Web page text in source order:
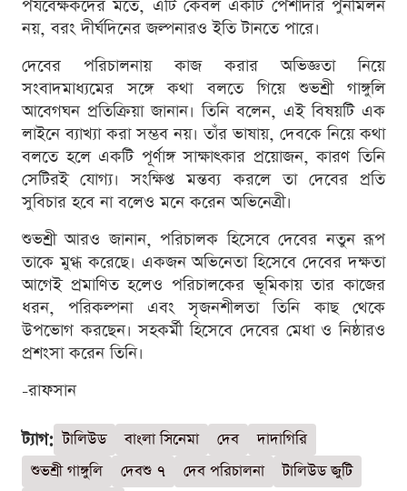
পর্যবেক্ষকদের মতে, এটি কেবল একটি পেশাদার পুনর্মিলন
নয়, বরং দীর্ঘদিনের জল্পনারও ইতি টানতে পারে।
দেবের পরিচালনায় কাজ করার অভিজ্ঞতা নিয়ে
সংবাদমাধ্যমের সঙ্গে কথা বলতে গিয়ে শুভশ্রী গাঙ্গুলি
আবেগঘন প্রতিক্রিয়া জানান। তিনি বলেন, এই বিষয়টি এক
লাইনে ব্যাখ্যা করা সম্ভব নয়। তাঁর ভাষায়, দেবকে নিয়ে কথা
বলতে হলে একটি পূর্ণাঙ্গ সাক্ষাৎকার প্রয়োজন, কারণ তিনি
সেটিরই যোগ্য। সংক্ষিপ্ত মন্তব্য করলে তা দেবের প্রতি
সুবিচার হবে না বলেও মনে করেন অভিনেত্রী।
শুভশ্রী আরও জানান, পরিচালক হিসেবে দেবের নতুন রূপ
তাকে মুগ্ধ করেছে। একজন অভিনেতা হিসেবে দেবের দক্ষতা
আগেই প্রমাণিত হলেও পরিচালকের ভূমিকায় তার কাজের
ধরন, পরিকল্পনা এবং সৃজনশীলতা তিনি কাছ থেকে
উপভোগ করছেন। সহকর্মী হিসেবে দেবের মেধা ও নিষ্ঠারও
প্রশংসা করেন তিনি।
-রাফসান
ট্যাগ: টালিউড বাংলা সিনেমা দেব
দাদাগিরি
শুভশ্রী গাঙ্গুলি
দেবশু ৭ দেব পরিচালনা
টালিউড জুটি